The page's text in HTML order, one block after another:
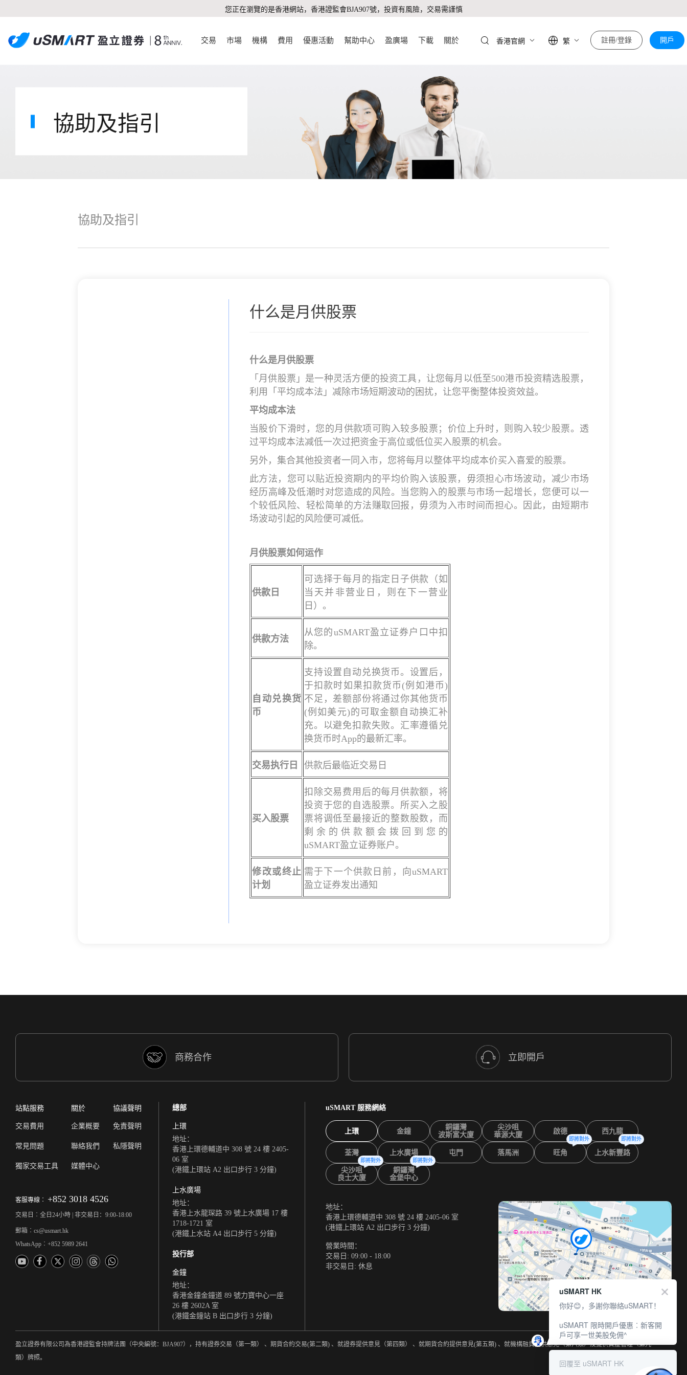
您正在瀏覽的是香港網站，香港證監會BJA907號，投資有風險，交易需謹慎
交易 市場 機構 費用 優惠活動 幫助中心 盈廣場 下載 關於 香港官網 繁 註冊/登錄 開戶
協助及指引
協助及指引
什么是月供股票
什么是月供股票
「月供股票」是一种灵活方便的投资工具，让您每月以低至500港币投资精选股票，
利用「平均成本法」减除市场短期波动的困扰，让您平衡整体投资效益。
平均成本法
当股价下滑时，您的月供款项可购入较多股票；价位上升时，则购入较少股票。透
过平均成本法减低一次过把资金于高位或低位买入股票的机会。
另外，集合其他投资者一同入市，您将每月以整体平均成本价买入喜爱的股票。
此方法，您可以贴近投资期内的平均价购入该股票，毋须担心市场波动，减少市场
经历高峰及低潮时对您造成的风险。当您购入的股票与市场一起增长，您便可以一
个较低风险、轻松简单的方法赚取回报，毋须为入市时间而担心。因此，由短期市
场波动引起的风险便可减低。
月供股票如何运作
供款日
可选择于每月的指定日子供款（如
当天并非营业日，则在下一营业
日）。
供款方法
从您的uSMART盈立证券户口中扣
除。
自动兑换货
币
支持设置自动兑换货币。设置后，
于扣款时如果扣款货币(例如港币)
不足，差额部份将通过你其他货币
(例如美元)的可取金额自动换汇补
充。以避免扣款失败。汇率遵循兑
换货币时App的最新汇率。
交易执行日 供款后最临近交易日
买入股票
扣除交易费用后的每月供款额，将
投资于您的自选股票。所买入之股
票将调低至最接近的整数股数，而
剩余的供款额会拨回到您的
uSMART盈立证券账户。
修改或终止
计划
需于下一个供款日前，向uSMART
盈立证券发出通知
商務合作 立即開戶
站點服務
交易費用
常見問題
獨家交易工具
關於
企業概要
聯絡我們
媒體中心
協議聲明
免責聲明
私隱聲明
客服專線︰ +852 3018 4526
交易日︰全日24小時 | 非交易日：9:00-18:00
郵箱︰cs@usmart.hk
WhatsApp︰+852 5989 2641
總部
上環
地址：
香港上環德輔道中 308 號 24 樓 2405-
06 室
(港鐵上環站 A2 出口步行 3 分鐘)
上水廣場
地址：
香港上水龍琛路 39 號上水廣場 17 樓
1718-1721 室
(港鐵上水站 A4 出口步行 5 分鐘)
投行部
金鐘
地址：
香港金鐘金鐘道 89 號力寶中心一座
26 樓 2602A 室
(港鐵金鐘站 B 出口步行 3 分鐘)
uSMART 服務網絡
上環 金鐘
銅鑼灣
波斯富大廈
尖沙咀
華源大廈
啟德 西九龍
荃灣 上水廣場 屯門 落馬洲 旺角
即將對外
上水新豐路
即將對外
尖沙咀
良士大廈
即將對外
銅鑼灣
金堡中心
即將對外
地址：
香港上環德輔道中 308 號 24 樓 2405-06 室
(港鐵上環站 A2 出口步行 3 分鐘)
營業時間：
交易日: 09:00 - 18:00
非交易日: 休息
盈立證券有限公司為香港證監會持牌法團（中央編號：BJA907），持有證券交易（第一類） 、期貨合約交易(第二類) 、就證券提供意見（第四類） 、就期貨合約提供意見(第五類) 、就機構融資提供意見（第六類）及提供資產管理（第九
類）牌照。
uSMART HK
你好😊，多謝你聯絡uSMART！
uSMART 限時開戶優惠︰新客開
戶可享一世美股免佣^
回覆至 uSMART HK